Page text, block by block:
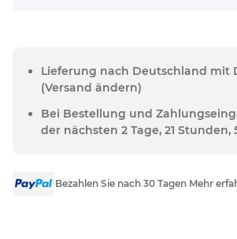
Lieferung nach Deutschland mit
(Versand ändern)
Bei Bestellung und
der nächsten 2 Tage, 21 Stunden,
Bezahlen Sie nach 30 Tagen Mehr